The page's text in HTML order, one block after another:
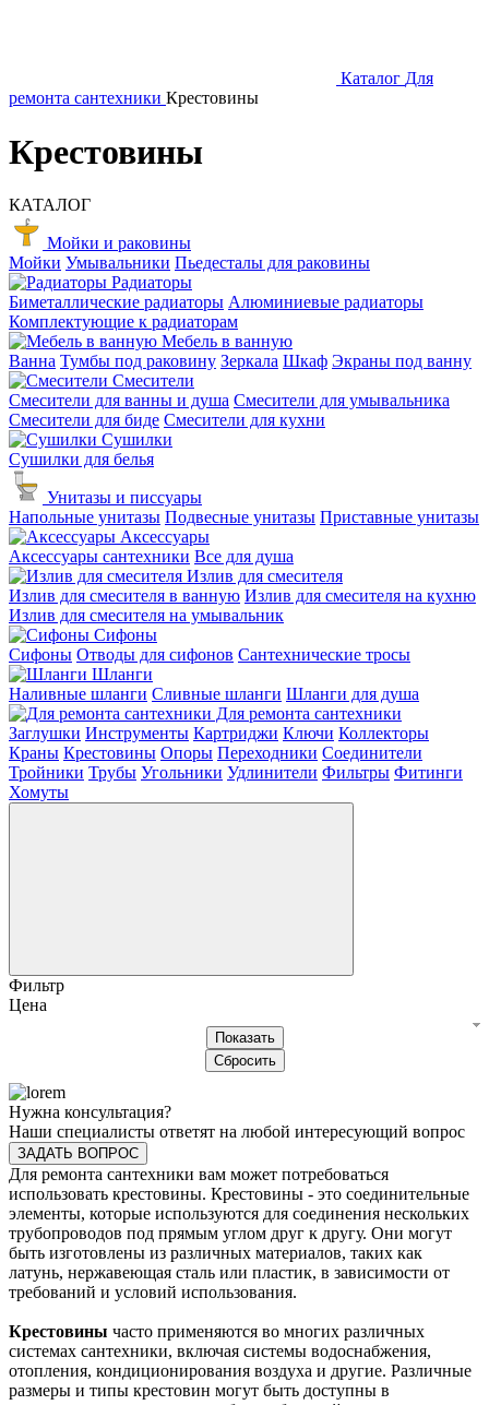
Каталог Для
ремонта сантехники Крестовины
Крестовины
КАТАЛОГ
Мойки и раковины
Мойки Умывальники Пьедесталы для раковины
Радиаторы
Биметаллические радиаторы Алюминиевые радиаторы
Комплектующие к радиаторам
Мебель в ванную
Ванна Тумбы под раковину Зеркала Шкаф Экраны под ванну
Смесители
Смесители для ванны и душа Смесители для умывальника
Смесители для биде Смесители для кухни
Сушилки
Сушилки для белья
Унитазы и писсуары
Напольные унитазы Подвесные унитазы Приставные унитазы
Аксессуары
Аксессуары сантехники Все для душа
Излив для смесителя
Излив для смесителя в ванную Излив для смесителя на кухню
Излив для смесителя на умывальник
Сифоны
Сифоны Отводы для сифонов Сантехнические тросы
Шланги
Наливные шланги Сливные шланги Шланги для душа
Для ремонта сантехники
Заглушки Инструменты Картриджи Ключи Коллекторы
Краны Крестовины Опоры Переходники Соединители
Тройники Трубы Угольники Удлинители Фильтры Фитинги
Хомуты
Фильтр
Цена
Нужна консультация?
Наши специалисты ответят на любой интересующий вопрос
ЗАДАТЬ ВОПРОС
Для ремонта сантехники вам может потребоваться
использовать крестовины. Крестовины - это соединительные
элементы, которые используются для соединения нескольких
трубопроводов под прямым углом друг к другу. Они могут
быть изготовлены из различных материалов, таких как
латунь, нержавеющая сталь или пластик, в зависимости от
требований и условий использования.
Крестовины часто применяются во многих различных
системах сантехники, включая системы водоснабжения,
отопления, кондиционирования воздуха и другие. Различные
размеры и типы крестовин могут быть доступны в